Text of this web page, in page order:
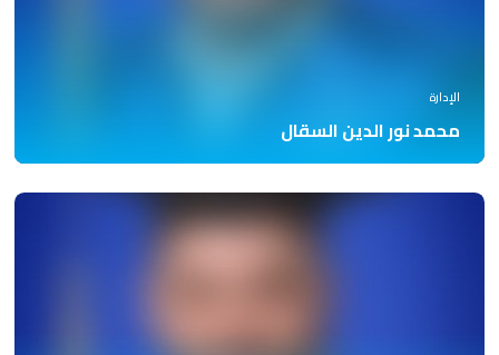
الإدارة
محمد نور الدين السقال